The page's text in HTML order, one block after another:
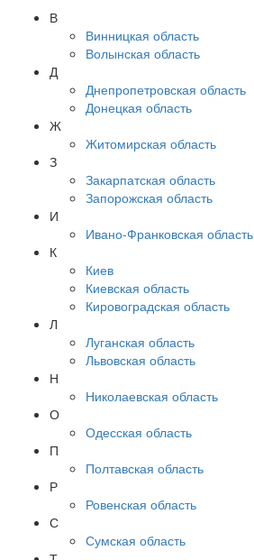
В
Винницкая область
Волынская область
Д
Днепропетровская область
Донецкая область
Ж
Житомирская область
З
Закарпатская область
Запорожская область
И
Ивано-Франковская область
К
Киев
Киевская область
Кировоградская область
Л
Луганская область
Львовская область
Н
Николаевская область
О
Одесская область
П
Полтавская область
Р
Ровенская область
С
Сумская область